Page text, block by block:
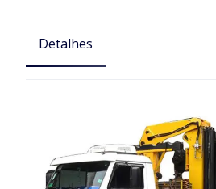
Detalhes